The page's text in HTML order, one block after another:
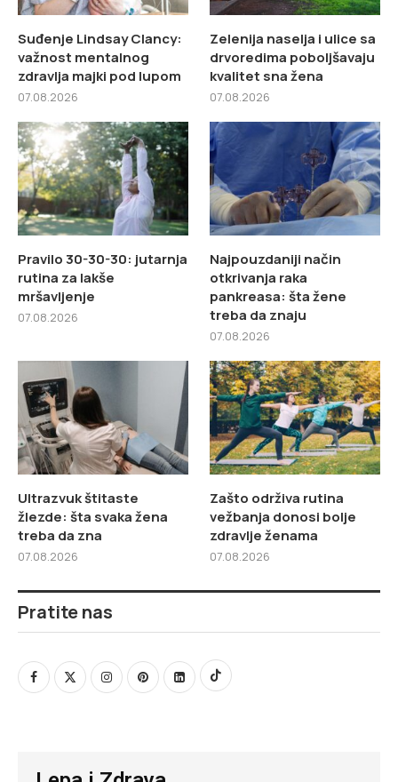
Suđenje Lindsay Clancy:
važnost mentalnog
zdravlja majki pod lupom
07.08.2026
Zelenija naselja i ulice sa
drvoredima poboljšavaju
kvalitet sna žena
07.08.2026
Pravilo 30-30-30: jutarnja
rutina za lakše
mršavljenje
07.08.2026
Najpouzdaniji način
otkrivanja raka
pankreasa: šta žene
treba da znaju
07.08.2026
Ultrazvuk štitaste
žlezde: šta svaka žena
treba da zna
07.08.2026
Zašto održiva rutina
vežbanja donosi bolje
zdravlje ženama
07.08.2026
Pratite nas